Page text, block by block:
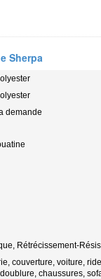
Sherpa
demande
Rétrécissement-
couverture, voiture,
chaussures,